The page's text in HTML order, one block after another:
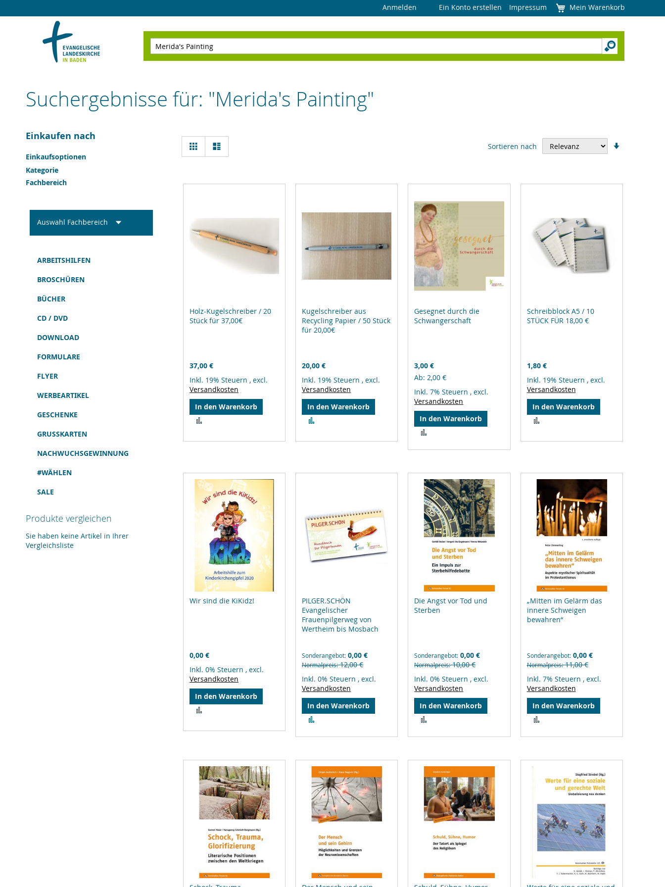
Anmelden Ein Konto erstellen Impressum Mein Warenkorb
Suchen
Suchergebnisse für: "Merida's Painting"
Ansicht
als
Raster Sortieren nach
Holz-Kugelschreiber / 20
Stück für 37,00€
37,00 €
Inkl. 19% Steuern , excl.
Versandkosten
In den Warenkorb
Kugelschreiber aus
Recycling Papier / 50 Stück
für 20,00€
20,00 €
Inkl. 19% Steuern ,excl.
Versandkosten
In den Warenkorb
Gesegnet durch die
Schwangerschaft
3,00 €
Ab 2,00 €
Inkl. 7% Steuern ,excl.
Versandkosten
In den Warenkorb
hinzufügen
Schreibblock A5 / 10
STÜCK FÜR 18,00 €
1,80 €
Inkl. 19% Steuern , excl.
Versandkosten
In den Warenkorb
Wir sind die KiKidz!
0,00 €
Inkl. 0% Steuern , excl.
Versandkosten
In den Warenkorb
PILGER.SCHÖN
Evangelischer
Frauenpilgerweg von
Wertheim bis Mosbach
Sonderangebot 0,00 €
Normalpreis 12,00 €
Inkl. 0% Steuern ,excl.
Versandkosten
In den Warenkorb
hinzufügen
Die Angst vor Tod und
Sterben
Sonderangebot 0,00 €
Normalpreis 10,00 €
Inkl. 0% Steuern ,excl.
Versandkosten
In den Warenkorb
hinzufügen
„Mitten im Gelärm das
innere Schweigen
bewahren“
Sonderangebot 0,00 €
Normalpreis 11,00 €
Inkl. 7% Steuern , excl.
Versandkosten
In den Warenkorb
hinzufügen
Einkaufen nach
Einkaufsoptionen
Kategorie
Fachbereich
Auswahl Fachbereich
ARBEITSHILFEN
BROSCHÜREN
BÜCHER
CD / DVD
DOWNLOAD
FORMULARE
FLYER
WERBEARTIKEL
GESCHENKE
GRUSSKARTEN
NACHWUCHSGEWINNUNG
#WÄHLEN
SALE
Produkte vergleichen
Sie haben keine Artikel in Ihrer
Vergleichsliste